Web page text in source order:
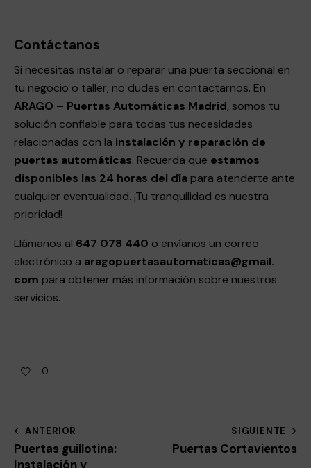
Contáctanos
Si necesitas instalar o reparar una puerta seccional en
tu negocio o taller, no dudes en contactarnos. En
ARAGO – Puertas Automáticas Madrid, somos tu
solución confiable para todas tus necesidades
relacionadas con la instalación y reparación de
puertas automáticas. Recuerda que estamos
disponibles las 24 horas del día para atenderte ante
cualquier eventualidad. ¡Tu tranquilidad es nuestra
prioridad!
Llámanos al 647 078 440 o envíanos un correo
electrónico a aragopuertasautomaticas@gmail.
com para obtener más información sobre nuestros
servicios.
0
ANTERIOR
Puertas guillotina:
Instalación y
SIGUIENTE
Puertas Cortavientos